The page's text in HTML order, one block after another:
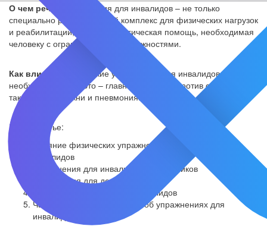
О чем речь?
Упражнения для инвалидов – не только
специально разработанный комплекс для физических нагрузок
и реабилитации, но и психологическая помощь, необходимая
человеку с ограниченными возможностями.
Как влияет?
Физические упражнения для инвалидов
необходимы, ведь это – главное средство против осложнений,
таких как пролежни и пневмония.
В этой статье:
Влияние физических упражнений на качество жизни
инвалидов
Упражнения для инвалидов-колясочников
Упражнения для детей инвалидов
Упражнения для лежачих инвалидов
Часто задаваемые вопросы об упражнениях для
инвалидов